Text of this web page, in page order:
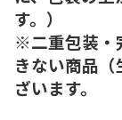
す。）
※二重包装・
きない商品
ざいます。